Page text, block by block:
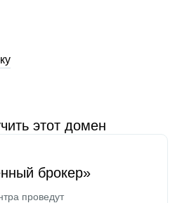
этот домен
брокер»
проведут